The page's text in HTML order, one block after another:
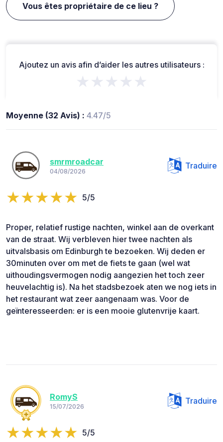
Vous êtes propriétaire de ce lieu ?
Ajoutez un avis afin d’aider les autres utilisateurs :
★★★★★
Moyenne (32 Avis) : 4.47/5
smrmroadcar
04/08/2026
Traduire
5/5
Proper, relatief rustige nachten, winkel aan de overkant
van de straat. Wij verbleven hier twee nachten als
uitvalsbasis om Edinburgh te bezoeken. Wij deden er
30minuten over om met de fiets te gaan (wel wat
uithoudingsvermogen nodig aangezien het toch zeer
heuvelachtig is). Na het stadsbezoek aten we nog iets in
het restaurant wat zeer aangenaam was. Voor de
geïnteresseerden: er is een mooie glutenvrije kaart.
RomyS
15/07/2026
Traduire
5/5